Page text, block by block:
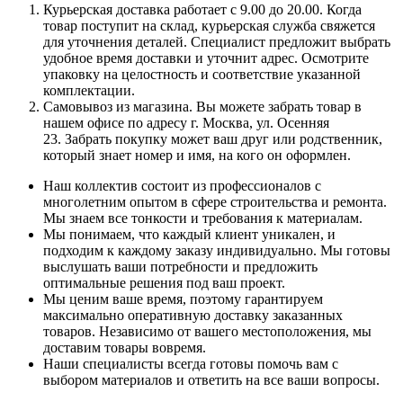
Курьерская доставка работает с 9.00 до 20.00. Когда
товар поступит на склад, курьерская служба свяжется
для уточнения деталей. Специалист предложит выбрать
удобное время доставки и уточнит адрес. Осмотрите
упаковку на целостность и соответствие указанной
комплектации.
Самовывоз из магазина. Вы можете забрать товар в
нашем офисе по адресу г. Москва, ул. Осенняя
23. Забрать покупку может ваш друг или родственник,
который знает номер и имя, на кого он оформлен.
Наш коллектив состоит из профессионалов с
многолетним опытом в сфере строительства и ремонта.
Мы знаем все тонкости и требования к материалам.
Мы понимаем, что каждый клиент уникален, и
подходим к каждому заказу индивидуально. Мы готовы
выслушать ваши потребности и предложить
оптимальные решения под ваш проект.
Мы ценим ваше время, поэтому гарантируем
максимально оперативную доставку заказанных
товаров. Независимо от вашего местоположения, мы
доставим товары вовремя.
Наши специалисты всегда готовы помочь вам с
выбором материалов и ответить на все ваши вопросы.